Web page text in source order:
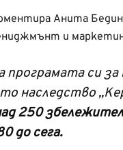
Анита
и
програмата си за
наследство
250
до сега.